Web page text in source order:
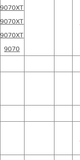
9070XT
9070XT
9070XT
9070